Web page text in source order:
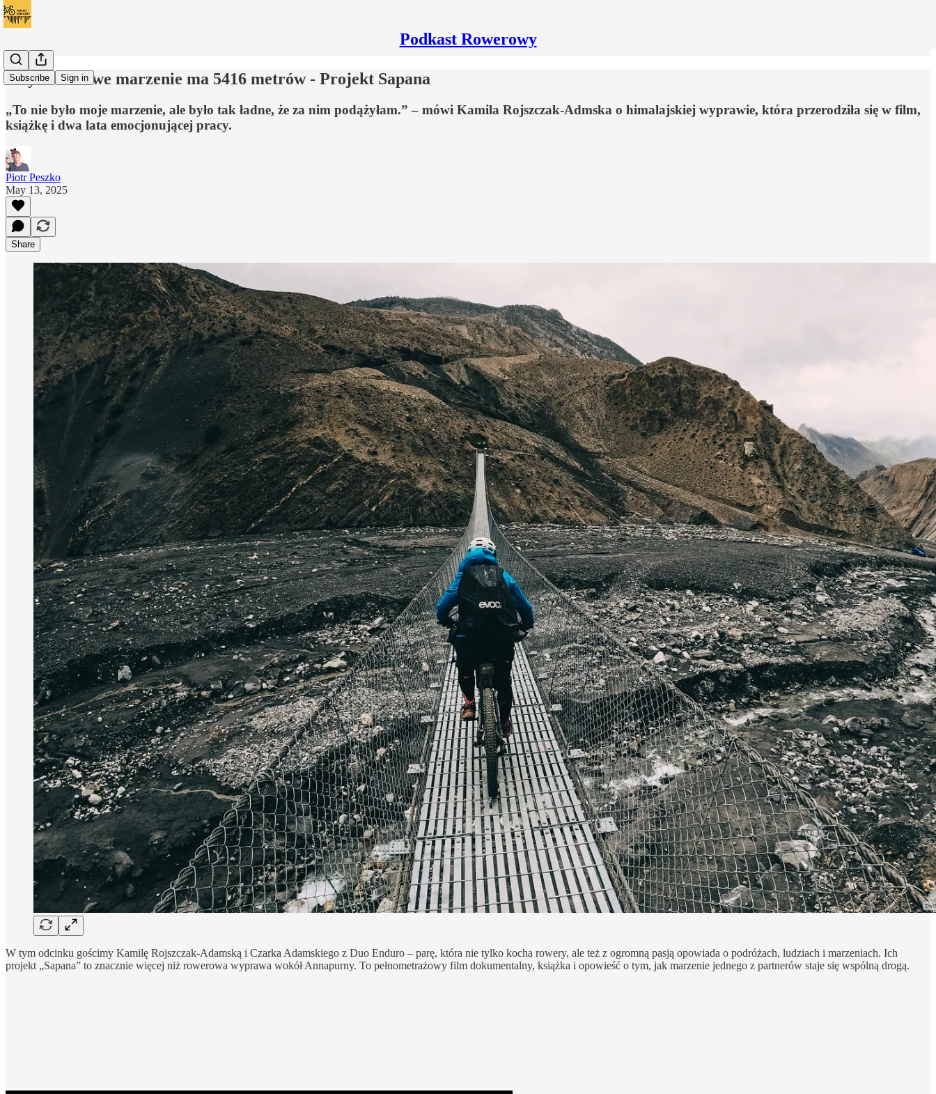
Podkast Rowerowy
Subscribe Sign in
Gdy rowerowe marzenie ma 5416 metrów - Projekt Sapana
„To nie było moje marzenie, ale było tak ładne, że za nim podążyłam.” – mówi Kamila Rojszczak-Admska o himalajskiej wyprawie, która przerodziła się w film,
książkę i dwa lata emocjonującej pracy.
Piotr Peszko
May 13, 2025
Share
W tym odcinku gościmy Kamilę Rojszczak-Adamską i Czarka Adamskiego z Duo Enduro – parę, która nie tylko kocha rowery, ale też z ogromną pasją opowiada o podróżach, ludziach i marzeniach. Ich
projekt „Sapana” to znacznie więcej niż rowerowa wyprawa wokół Annapurny. To pełnometrażowy film dokumentalny, książka i opowieść o tym, jak marzenie jednego z partnerów staje się wspólną drogą.